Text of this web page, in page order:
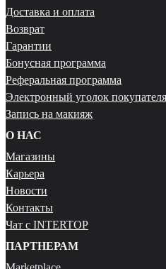
Доставка и оплата
Возврат
Гарантии
Бонусная программа
Реферальная программа
Электронный уголок покупателя
Запись на макияж
О НАС
Магазины
Карьера
Новости
Контакты
Чат с INTERTOP
ПАРТНЕРАМ